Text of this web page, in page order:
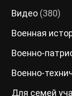
Видео(380)
Военная
Военно-
Военно-
Для семей